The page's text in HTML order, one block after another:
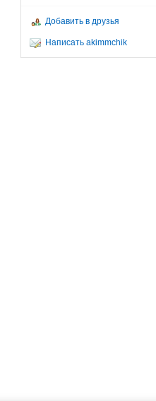
Добавить в друзья
Написать akimmchik